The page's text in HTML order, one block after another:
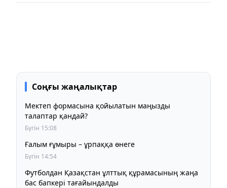
Соңғы жаңалықтар
Мектеп формасына қойылатын маңызды
талаптар қандай?
Бүгін 15:08
Ғалым ғұмыры – ұрпаққа өнеге
Бүгін 14:54
Футболдан Қазақстан ұлттық құрамасының жаңа
бас бапкері тағайындалды